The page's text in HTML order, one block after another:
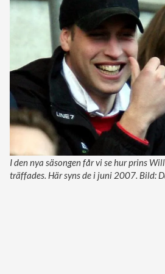
I den nya säsongen får vi se hur prins
träffades. Här syns de i juni 2007. Bild: